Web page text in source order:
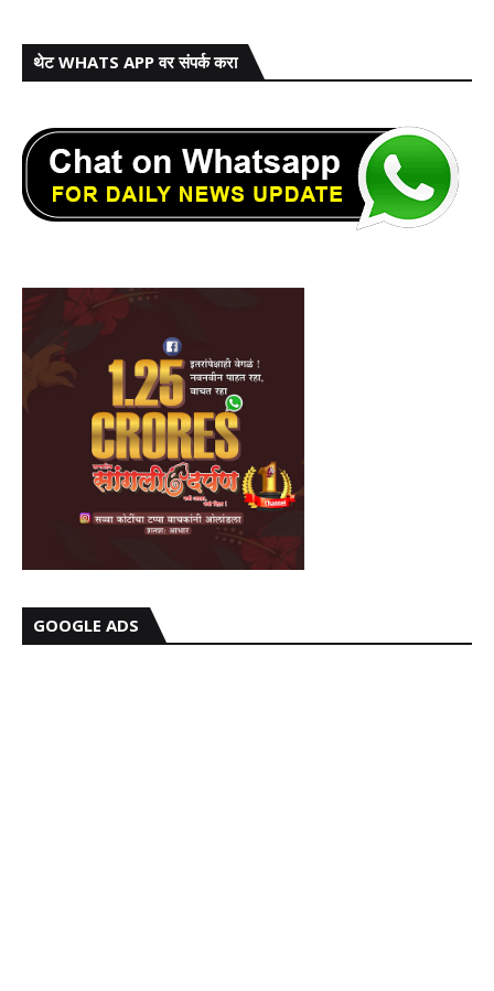
थेट WHATS APP वर संपर्क करा
GOOGLE ADS